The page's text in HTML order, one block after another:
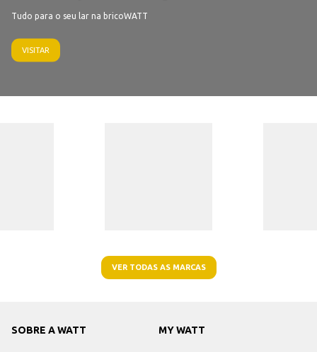
Tudo para o seu lar na bricoWATT
VISITAR
VER TODAS AS MARCAS
SOBRE A WATT MY WATT